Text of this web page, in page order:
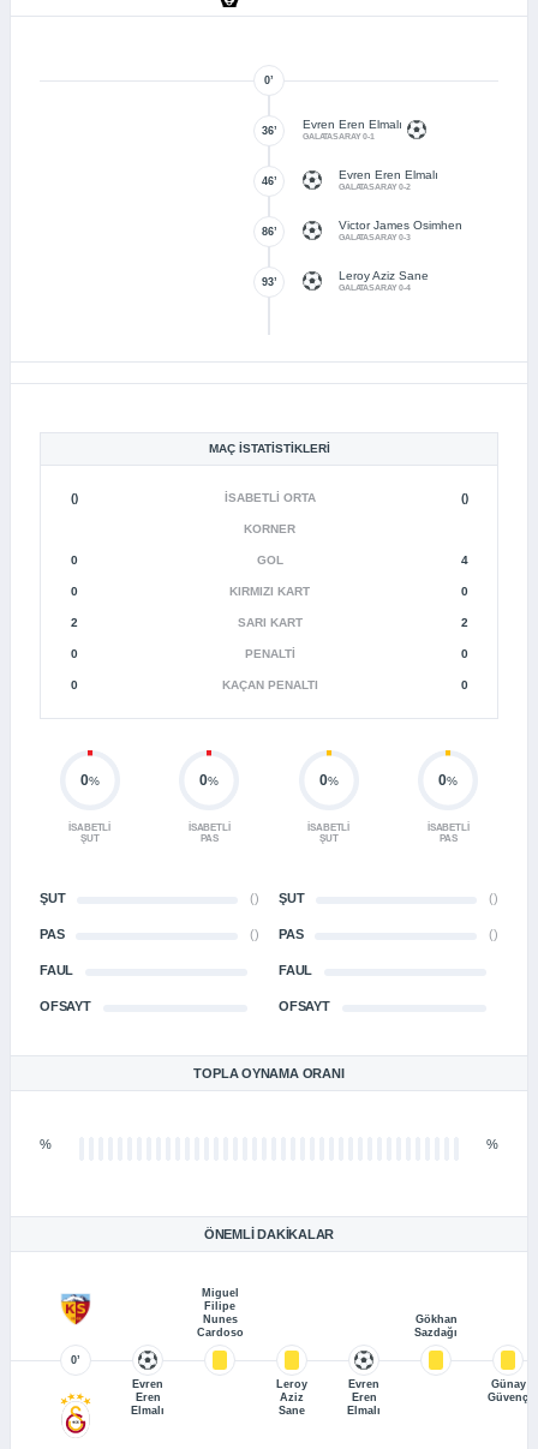
0’
Evren Eren Elmalı
GALATASARAY 0-1
36’
46’
Evren Eren Elmalı
GALATASARAY 0-2
86’
Victor James Osimhen
GALATASARAY 0-3
93’
Leroy Aziz Sane
GALATASARAY 0-4
MAÇ İSTATISTIKLERI
() İSABETLI ORTA ()
KORNER
0 GOL 4
0 KIRMIZI KART 0
2 SARI KART 2
0 PENALTI 0
0 KAÇAN PENALTI 0
0%
İSABETLI
ŞUT
0%
İSABETLI
PAS
ŞUT ()
PAS ()
FAUL
OFSAYT
0%
İSABETLI
ŞUT
0%
İSABETLI
PAS
ŞUT ()
PAS ()
FAUL
OFSAYT
TOPLA OYNAMA ORANI
% %
ÖNEMLI DAKIKALAR
0’
Evren
Eren
Elmalı
Miguel
Filipe
Nunes
Cardoso
Leroy
Aziz
Sane
Evren
Eren
Elmalı
Gökhan
Sazdağı
Günay
Güvenç